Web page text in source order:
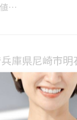
…
庫県尼崎市
っても、何から